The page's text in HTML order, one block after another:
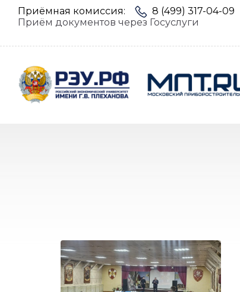
Приёмная комиссия: 8 (499) 317-04-09
Приём документов через Госуслуги